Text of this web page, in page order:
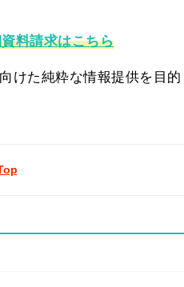
料請求はこちら
けた純粋な情報提供を目